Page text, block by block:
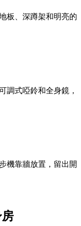
板、深蹲架和明亮的
調式啞鈴和全身鏡，
機靠牆放置，留出開